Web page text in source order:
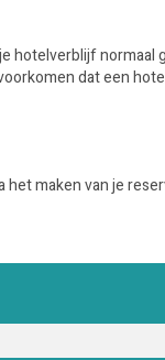
hotelverblijf
dat een
maken van je